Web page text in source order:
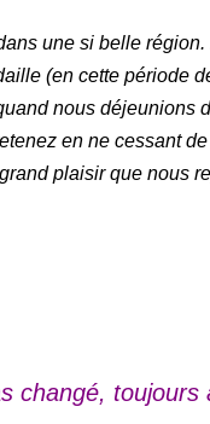
une si belle
(en cette période
nous déjeunions
en ne cessant
plaisir que nous
changé, toujours